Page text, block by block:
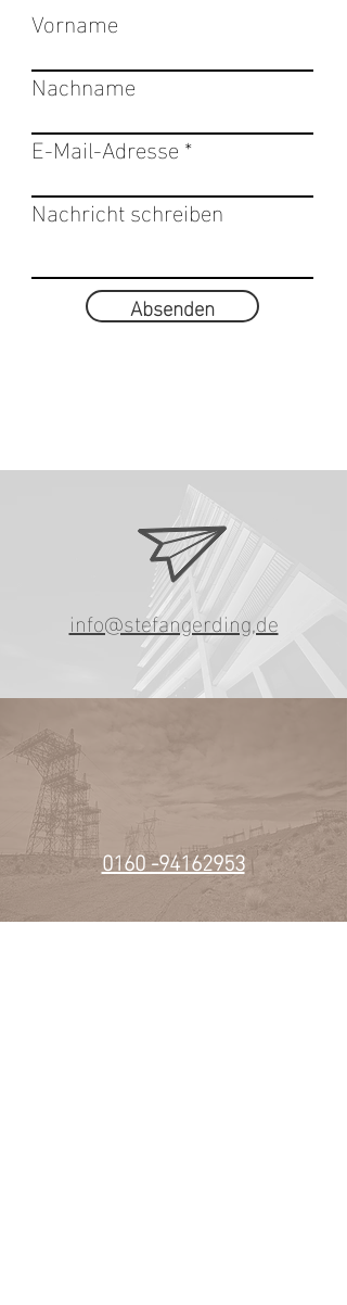
Vorname
Nachname
E-Mail-Adresse
Nachricht schreiben
Absenden
info@stefangerding,de
0160 -94162953